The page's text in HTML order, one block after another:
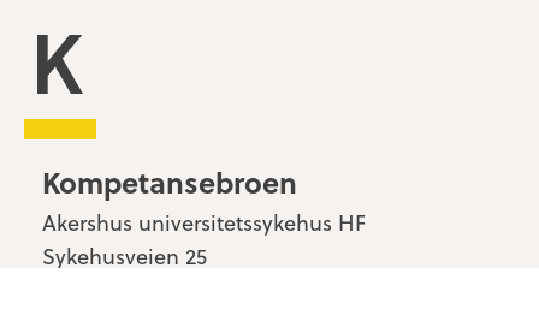
Kompetansebroen
Kompetansebroen
Akershus universitetssykehus HF
Sykehusveien 25